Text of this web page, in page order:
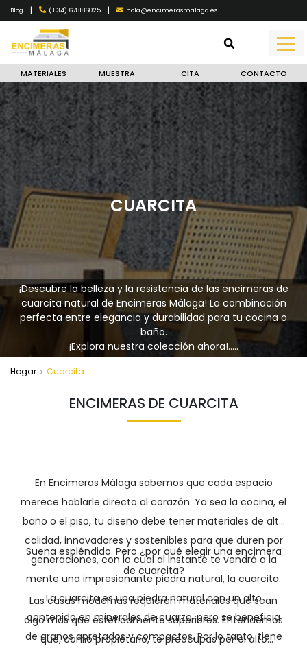
Blog | (+34) 678186025 | hola@encimerasmalaga.es
MATERIALES MUESTRA CITA CONTACTO
CUARCITA
¡Descubre la belleza y la resistencia de las encimeras de
cuarcita natural de Encimeras Málaga! La combinación
perfecta entre elegancia y durabilidad para tu cocina o
baño.
¡Explora nuestra colección ahora!…..
Hogar Cuarcita
ENCIMERAS DE CUARCITA
En Encimeras Málaga sabemos que cada espacio
merece hablarle directo al corazón. Ya sea la cocina, el
baño o el piso, tu diseño debe tener materiales de alta
calidad, innovadores y sostenibles para que duren por
generaciones, con lo cual al instante te vendrá a la
mente una impresionante piedra natural, la cuarcita.
La cuarcita es una piedra natural con un alto
contenido en minerales de cuarzo, pero se beneficia
de granos apretados y compactos. Por lo tanto, tiene
Suena espléndido. Pero ¿por qué elegir una encimera
de cuarcita?
Las casas modernas requieren materiales que sean
algo más que estéticamente superiores. Entendemos
que, como propietario, te preocupas por el alto